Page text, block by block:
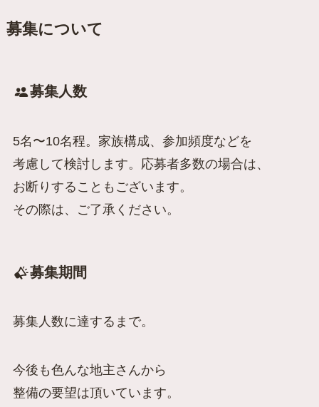
募集について
募集人数
5名〜10名程。家族構成、参加頻度などを
考慮して検討します。応募者多数の場合は、
お断りすることもございます。
その際は、ご了承ください。
募集期間
募集人数に達するまで。
今後も色んな地主さんから
整備の要望は頂いています。